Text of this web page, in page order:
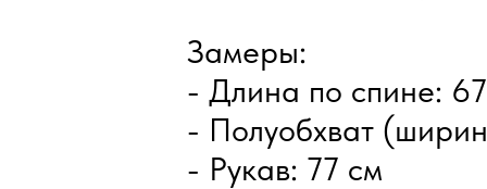
Замеры:
- Длина по спине:
- Полуобхват
- Рукав: 77 см